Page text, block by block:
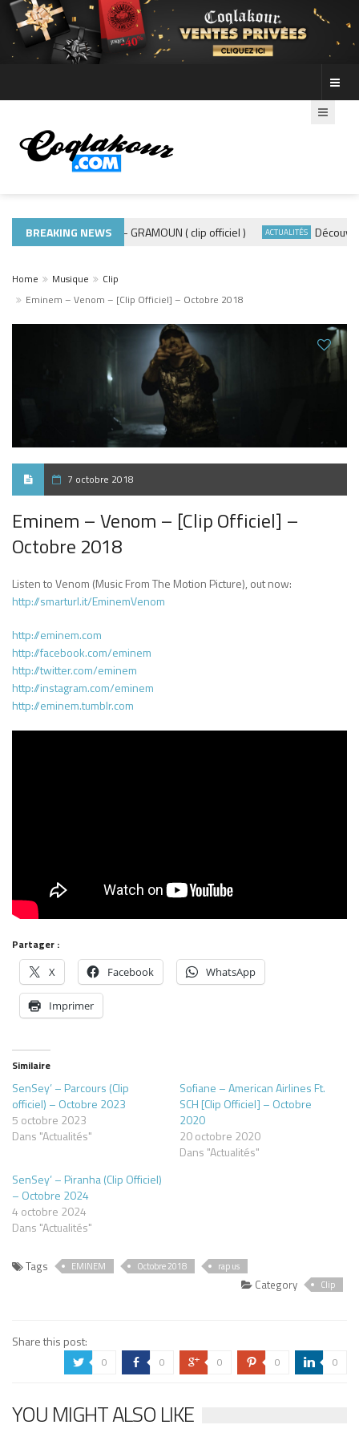
BREAKING NEWS
MUSIQUE 974 ADE440 – GRAMOUN ( clip officiel ) ACTUALITÉS Découvre
Home Musique
Clip
Eminem – Venom – [Clip Officiel] – Octobre 2018
7 octobre 2018
Eminem – Venom – [Clip Officiel] –
Octobre 2018
Listen to Venom (Music From The Motion Picture), out now:
http://smarturl.it/EminemVenom
http://eminem.com
http://facebook.com/eminem
http://twitter.com/eminem
http://instagram.com/eminem
http://eminem.tumblr.com
Partager :
X Facebook WhatsApp
Imprimer
Similaire
SenSey’ – Parcours (Clip
officiel) – Octobre 2023
5 octobre 2023
Dans "Actualités"
Sofiane – American Airlines Ft.
SCH [Clip Officiel] – Octobre
2020
20 octobre 2020
Dans "Actualités"
SenSey’ – Piranha (Clip Officiel)
– Octobre 2024
4 octobre 2024
Dans "Actualités"
Tags EMINEM Octobre 2018 rap us
Category Clip
Share this post:
a 0 b 0 c 0 d 0 j 0
YOU MIGHT ALSO LIKE